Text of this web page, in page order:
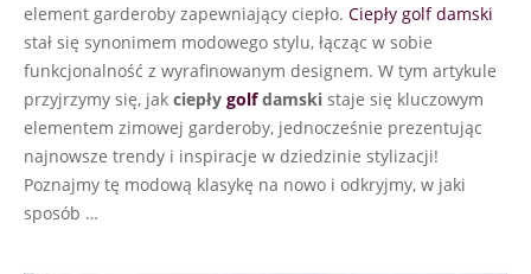
element garderoby zapewniający ciepło. Ciepły golf damski
stał się synonimem modowego stylu, łącząc w sobie
funkcjonalność z wyrafinowanym designem. W tym artykule
przyjrzymy się, jak ciepły golfdamski staje się kluczowym
elementem zimowej garderoby, jednocześnie prezentując
najnowsze trendy i inspiracje w dziedzinie stylizacji!
Poznajmy tę modową klasykę na nowo i odkryjmy, w jaki
sposób …